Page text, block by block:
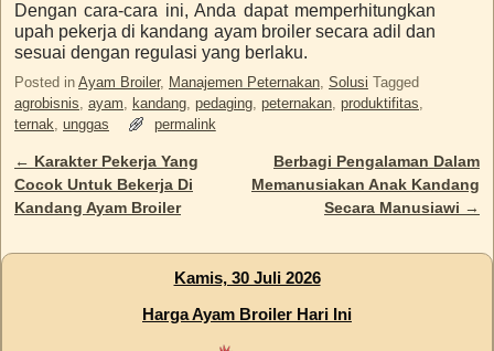
Dengan cara-cara ini, Anda dapat memperhitungkan
upah pekerja di kandang ayam broiler secara adil dan
sesuai dengan regulasi yang berlaku.
Posted in Ayam Broiler, Manajemen Peternakan, Solusi Tagged
agrobisnis, ayam, kandang, pedaging, peternakan, produktifitas,
ternak, unggas permalink
Post navigation
← Karakter Pekerja Yang
Cocok Untuk Bekerja Di
Kandang Ayam Broiler
Berbagi Pengalaman Dalam
Memanusiakan Anak Kandang
Secara Manusiawi →
Kamis, 30 Juli 2026
Harga Ayam Broiler Hari Ini